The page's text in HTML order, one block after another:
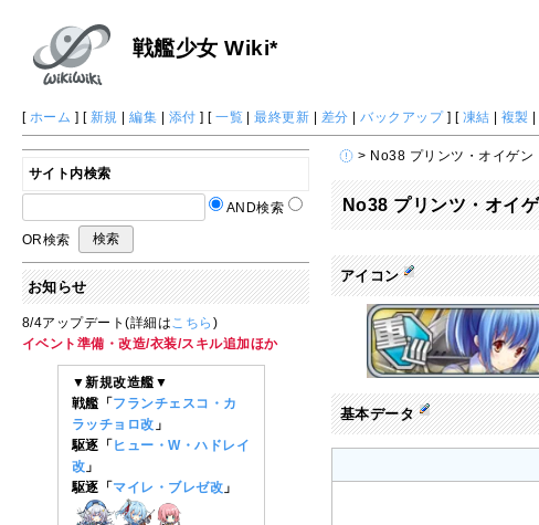
戦艦少女 Wiki*
[ ホーム ] [ 新規 |編集 | 添付 ] [一覧 |最終更新 | 差分 |バックアップ] [ 凍結 | 複製
> No38 プリンツ・オイゲン
No38 プリンツ・オイ
アイコン
基本データ
サイト内検索
AND検索
OR検索
お知らせ
8/4アップデート(詳細はこちら )
イベント準備・改造/衣装/スキル追加ほか
▼新規改造艦▼
戦艦「フランチェスコ・カ
ラッチョロ改 」
駆逐「ヒュー・W・ハドレイ
改 」
駆逐「マイレ・ブレゼ改 」